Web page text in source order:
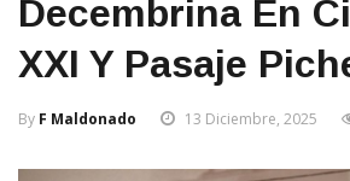
Decembrina En
XXI Y Pasaje
By F Maldonado 13 Diciembre, 2025